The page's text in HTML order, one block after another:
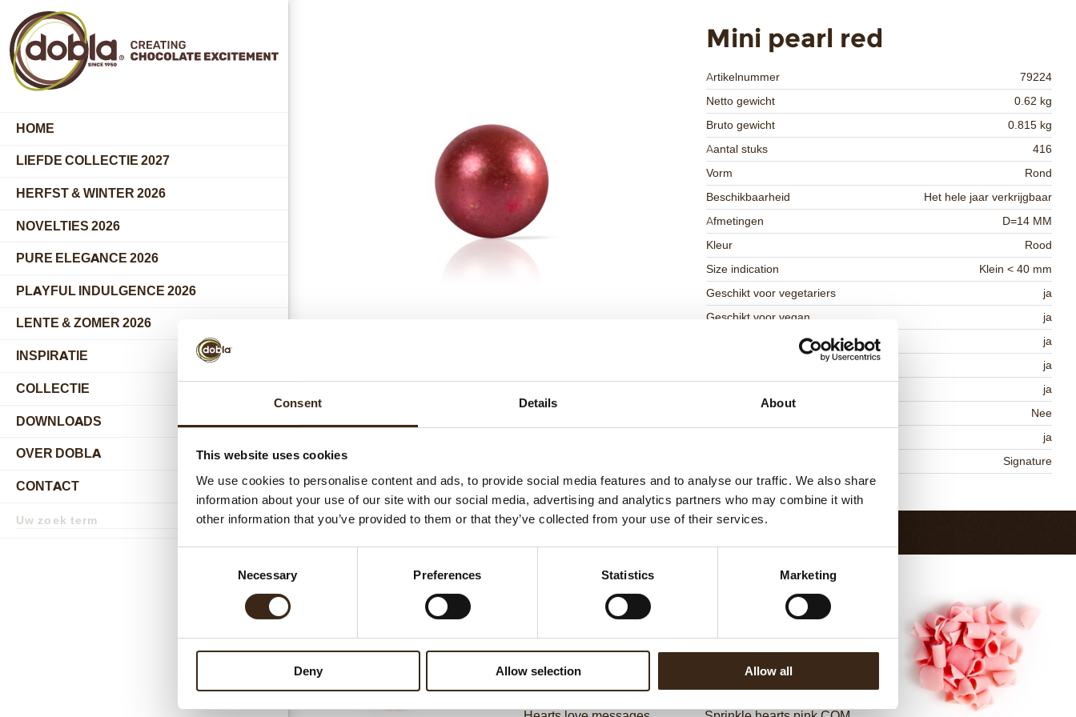
Consent Details About
This website uses cookies
We use cookies to personalise content and ads, to provide social media features and to analyse our traffic. We also share
information about your use of our site with our social media, advertising and analytics partners who may combine it with
other information that you’ve provided to them or that they’ve collected from your use of their services.
Necessary Preferences Statistics Marketing
Deny Allow selection Allow all
HOME
LIEFDE COLLECTIE 2027
HERFST & WINTER 2026
NOVELTIES 2026
PURE ELEGANCE 2026
PLAYFUL INDULGENCE 2026
LENTE & ZOMER 2026
INSPIRATIE
COLLECTIE
DOWNLOADS
OVER DOBLA
submenu
CONTACT
submenu
Zoek
Mini pearl red
Artikelnummer
79224
Netto gewicht
0.62 kg
Bruto gewicht
0.815 kg
Aantal stuks
416
Vorm
Rond
Beschikbaarheid
Het hele jaar verkrijgbaar
Afmetingen
D=14 MM
Kleur
Rood
Size indication
Klein < 40 mm
Geschikt voor vegetariers
ja
Geschikt voor vegan
ja
ja
ja
ja
Nee
ja
Signature
Terug naar collectie
BEKIJK VIDEO